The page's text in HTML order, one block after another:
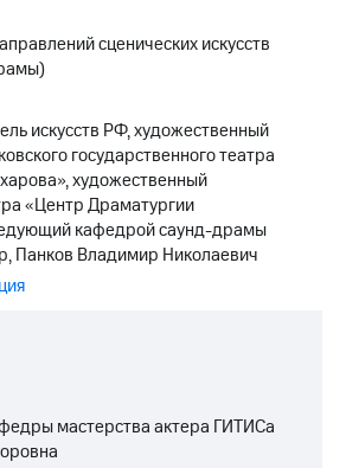
сценических искусств
искусств РФ, художественный
государственного театра
художественный
«Центр Драматургии
кафедрой саунд-драмы
Панков Владимир Николаевич
мастерства актера ГИТИСа